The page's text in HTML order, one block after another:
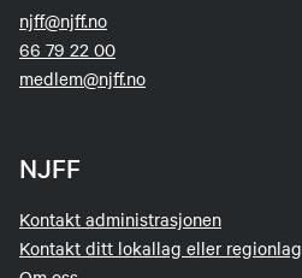
njff@njff.no
66 79 22 00
medlem@njff.no
NJFF
Kontakt administrasjonen
Kontakt ditt lokallag eller regionlag